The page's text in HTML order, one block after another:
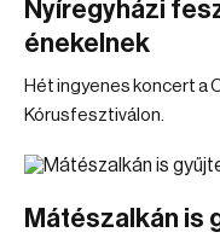
Nyíregyházi
énekelnek
Hét ingyenes koncert a
Kórusfesztiválon.
Mátészalkán is